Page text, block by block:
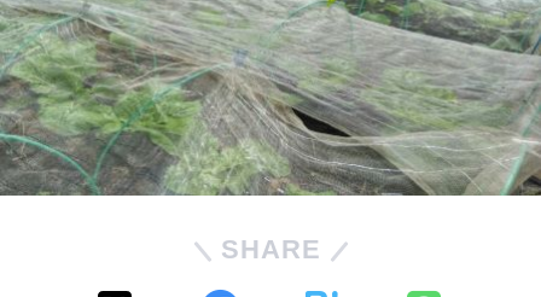
SHARE